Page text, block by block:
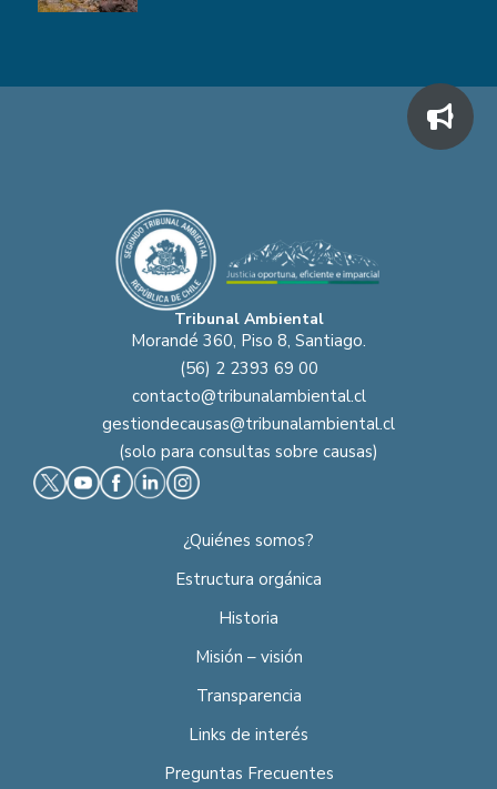
Tribunal Ambiental
Morandé 360, Piso 8, Santiago.
(56) 2 2393 69 00
contacto@tribunalambiental.cl
gestiondecausas@tribunalambiental.cl
(solo para consultas sobre causas)
¿Quiénes somos?
Estructura orgánica
Historia
Misión – visión
Transparencia
Links de interés
Preguntas Frecuentes